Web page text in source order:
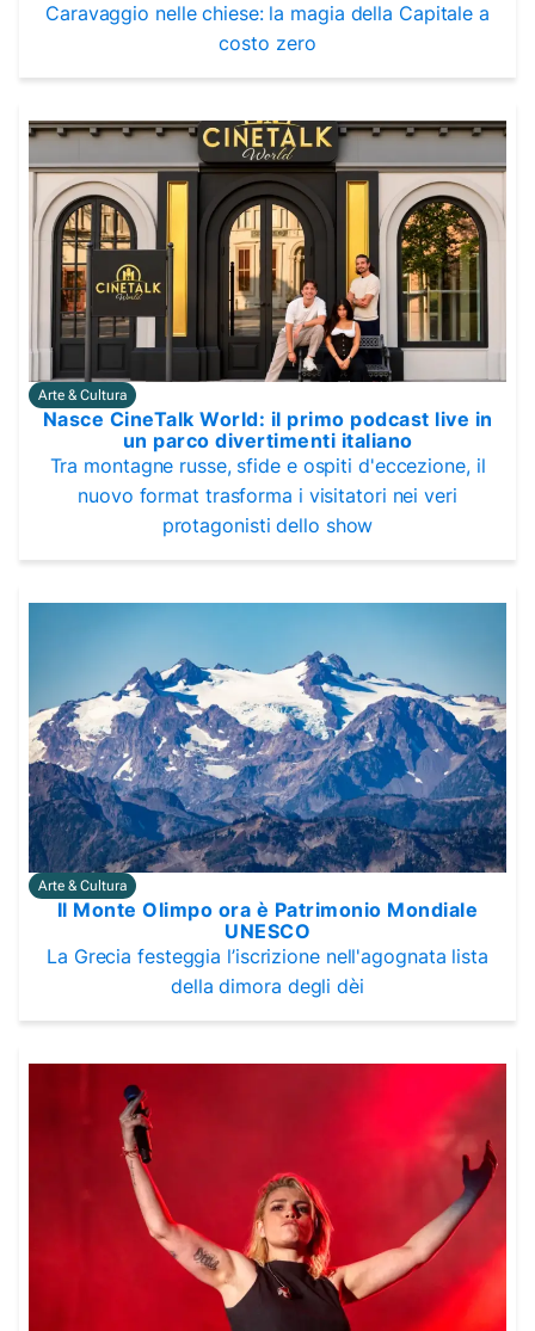
Caravaggio nelle chiese: la magia della Capitale a
costo zero
Arte & Cultura
Nasce CineTalk World: il primo podcast live in
un parco divertimenti italiano
Tra montagne russe, sfide e ospiti d'eccezione, il
nuovo format trasforma i visitatori nei veri
protagonisti dello show
Arte & Cultura
Il Monte Olimpo ora è Patrimonio Mondiale
UNESCO
La Grecia festeggia l’iscrizione nell'agognata lista
della dimora degli dèi